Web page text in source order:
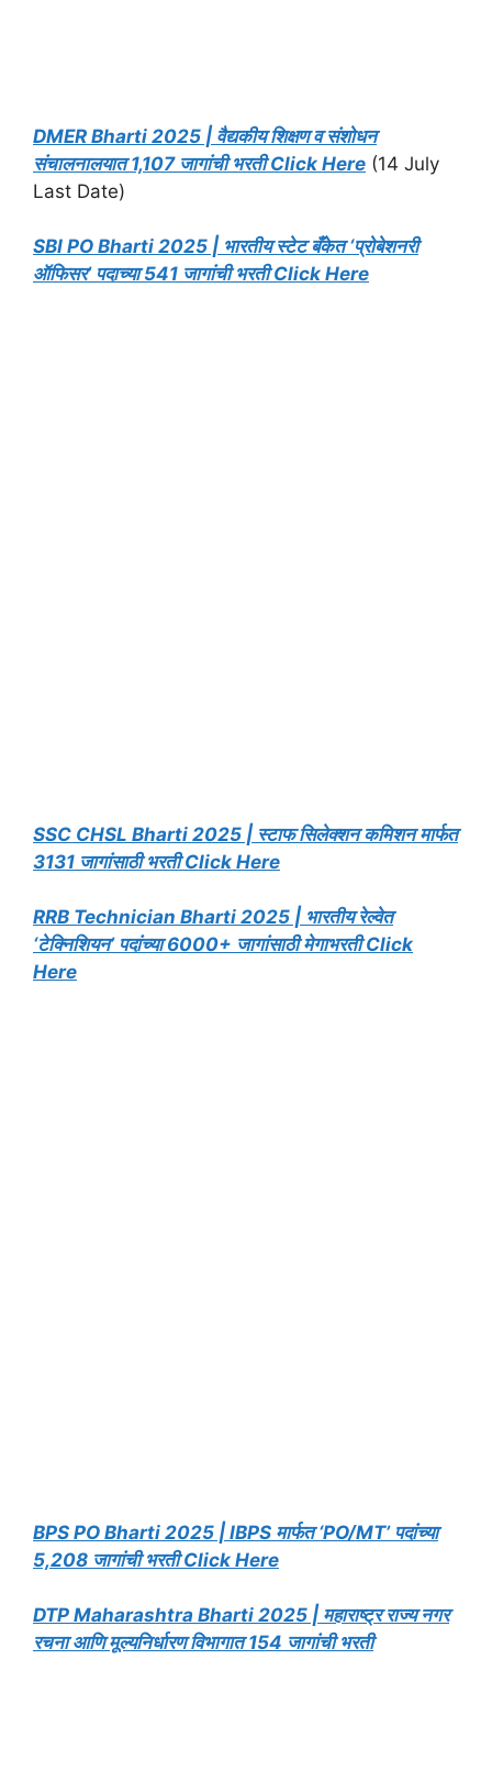
DMER Bharti 2025 | वैद्यकीय शिक्षण व संशोधन
संचालनालयात 1,107 जागांची भरती Click Here (14 July
Last Date)
SBI PO Bharti 2025 | भारतीय स्टेट बँकेत ‘प्रोबेशनरी
ऑफिसर’ पदाच्या 541 जागांची भरती Click Here
SSC CHSL Bharti 2025 | स्टाफ सिलेक्शन कमिशन मार्फत
3131 जागांसाठी भरती Click Here
RRB Technician Bharti 2025 | भारतीय रेल्वेत
‘टेक्निशियन’ पदांच्या 6000+ जागांसाठी मेगाभरती Click
Here
BPS PO Bharti 2025 | IBPS मार्फत ‘PO/MT’ पदांच्या
5,208 जागांची भरती Click Here
DTP Maharashtra Bharti 2025 | महाराष्ट्र राज्य नगर
रचना आणि मूल्यनिर्धारण विभागात 154 जागांची भरती